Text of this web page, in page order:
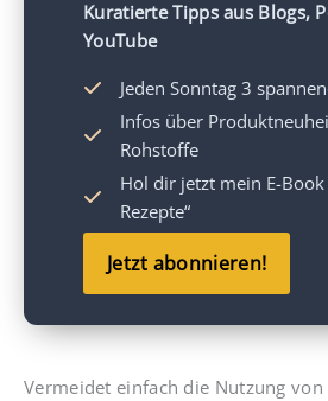
Kuratierte Tipps aus Blogs,
YouTube
Jeden Sonntag 3
Infos über
Rohstoffe
Hol dir jetzt mein E-
Rezepte“
Jetzt abonnieren!
Vermeidet einfach die Nutzung